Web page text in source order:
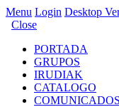
Menu Login Desktop
Close
PORTADA
GRUPOS
IRUDIAK
CATALOGO
COMUNICADOS